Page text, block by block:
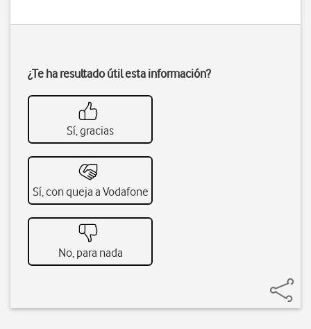
¿Te ha resultado útil esta información?
Sí, gracias
Sí, con queja a Vodafone
No, para nada